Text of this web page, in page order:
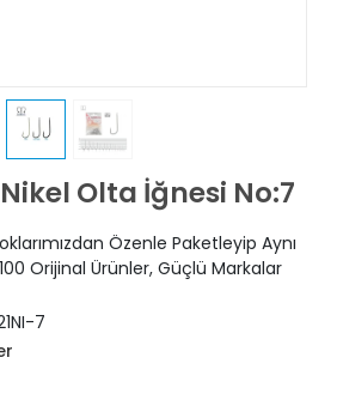
Olta İğnesi No:7
Özenle Paketleyip Aynı
Orijinal Ürünler, Güçlü Markalar
7